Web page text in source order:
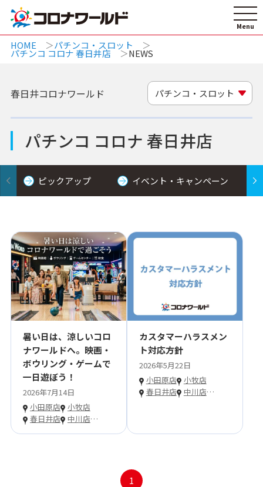
HOME パチンコ・スロット
パチンコ コロナ 春日井店 NEWS
パチンコ コロナ 春日井店
春日井コロナワールド パチンコ・スロット
ピックアップ イベント・キャンペーン
暑い日は、涼しいコロ
ナワールドへ。映画・
ボウリング・ゲームで
一日遊ぼう！
2026年7月14日
小田原店
小牧店
春日井店
中川店…
カスタマーハラスメン
ト対応方針
2026年5月22日
小田原店
小牧店
春日井店
中川店…
1